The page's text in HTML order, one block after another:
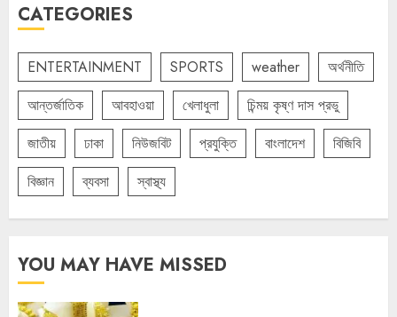
CATEGORIES
ENTERTAINMENT SPORTS weather
অর্থনীতি
আন্তর্জাতিক
আবহাওয়া খেলাধুলা
চিন্ময় কৃষ্ণ দাস প্রভু
জাতীয়
ঢাকা নিউজবিট প্রযুক্তি বাংলাদেশ
বিজিবি
বিজ্ঞান
ব্যবসা স্বাস্থ্য
YOU MAY HAVE MISSED